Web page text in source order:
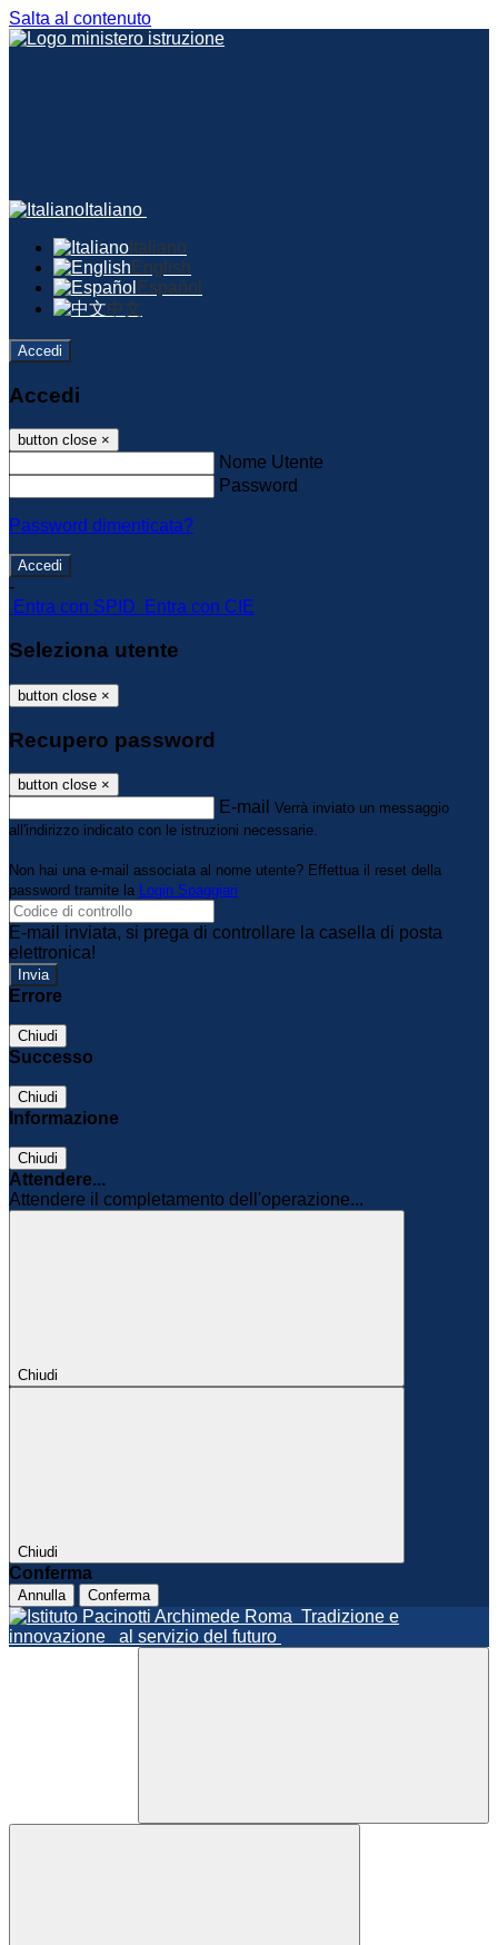
Salta al contenuto
Italiano
Italiano
English
Español
中文
Accedi
Accedi
button close ×
Nome Utente
Password
Password dimenticata?
-
Entra con SPID
Entra con CIE
Seleziona utente
button close ×
Recupero password
button close ×
E-mail Verrà inviato un messaggio
all'indirizzo indicato con le istruzioni necessarie.
Non hai una e-mail associata al nome utente? Effettua il reset della
password tramite la Login Spaggiari
E-mail inviata, si prega di controllare la casella di posta
elettronica!
Errore
Chiudi
Successo
Chiudi
Informazione
Chiudi
Attendere...
Attendere il completamento dell'operazione...
Chiudi
Chiudi
Conferma
Annulla Conferma
Roma Tradizione e
innovazione
al servizio del futuro